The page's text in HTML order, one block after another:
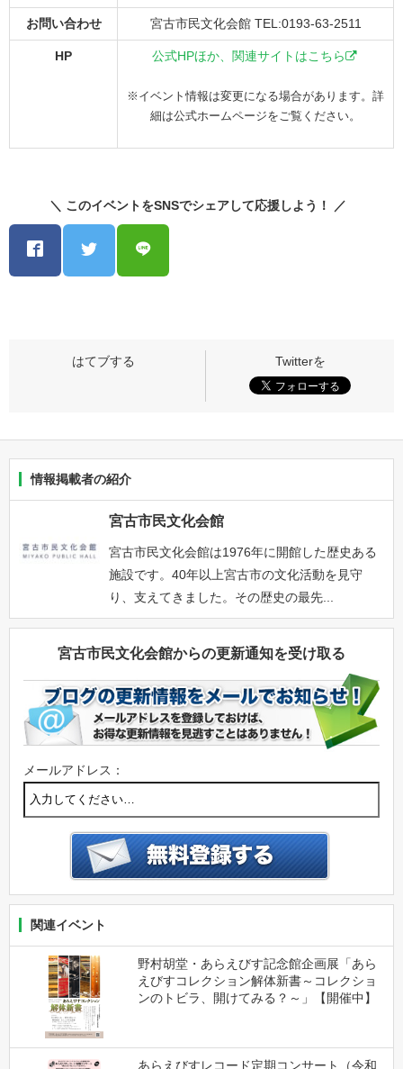
お問い合わせ 宮古市民文化会館 TEL:0193-63-2511
HP 公式HPほか、関連サイトはこちら
※イベント情報は変更になる場合があります。詳
細は公式ホームページをご覧ください。
＼ このイベントをSNSでシェアして応援しよう！ ／
情報掲載者の紹介
宮古市民文化会館
宮古市民文化会館は1976年に開館した歴史ある
施設です。40年以上宮古市の文化活動を見守
り、支えてきました。その歴史の最先...
宮古市民文化会館からの更新通知を受け取る
メールアドレス：
関連イベント
野村胡堂・あらえびす記念館企画展「あら
えびすコレクション解体新書～コレクショ
ンのトビラ、開けてみる？～」【開催中】
あらえびすレコード定期コンサート（令和